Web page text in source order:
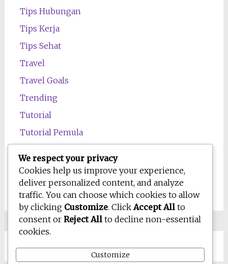
Tips Hubungan
Tips Kerja
Tips Sehat
Travel
Travel Goals
Trending
Tutorial
Tutorial Pemula
Wawasan
Wellness
We respect your privacy
Cookies help us improve your experience,
deliver personalized content, and analyze
traffic. You can choose which cookies to allow
by clicking Customize. ClickAccept All to
consent or Reject All to decline non-essential
cookies.
Customize